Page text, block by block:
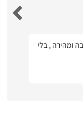
ומהירה , בלי